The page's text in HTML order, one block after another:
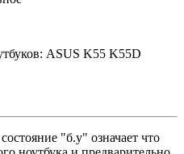
ASUS K55 K55D
"б.у" означает что